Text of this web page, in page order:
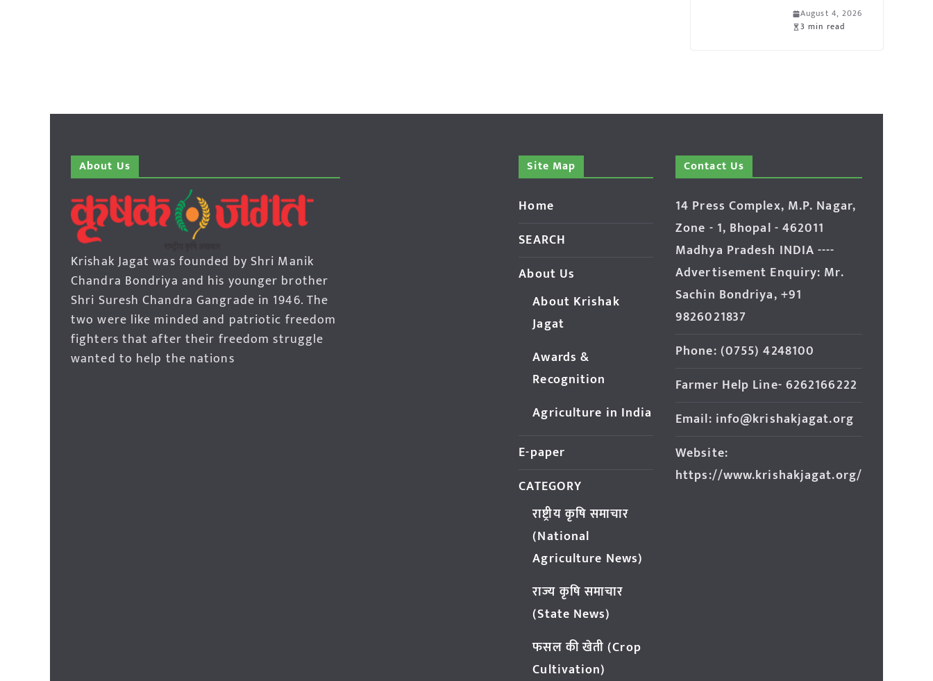
August 4, 2026
3 min read
About Us
Krishak Jagat was founded by Shri Manik
Chandra Bondriya and his younger brother
Shri Suresh Chandra Gangrade in 1946. The
two were like minded and patriotic freedom
fighters that after their freedom struggle
wanted to help the nations
Site Map
Home
SEARCH
About Us
About Krishak
Jagat
Awards &
Recognition
Agriculture in India
E-paper
CATEGORY
राष्ट्रीय कृषि समाचार
(National
Agriculture News)
राज्य कृषि समाचार
(State News)
फसल की खेती (Crop
Cultivation)
Contact Us
14 Press Complex, M.P. Nagar,
Zone - 1, Bhopal - 462011
Madhya Pradesh INDIA ----
Advertisement Enquiry: Mr.
Sachin Bondriya, +91
9826021837
Phone: (0755) 4248100
Farmer Help Line- 6262166222
Email: info@krishakjagat.org
Website:
https://www.krishakjagat.org/